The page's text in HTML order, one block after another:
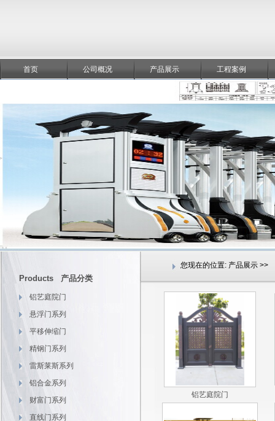
首页 公司概况 产品展示 工程案例
Products 产品分类
铝艺庭院门
悬浮门系列
平移伸缩门
精钢门系列
雷斯莱斯系列
铝合金系列
财富门系列
直线门系列
您现在的位置: 产品展示 >>
铝艺庭院门